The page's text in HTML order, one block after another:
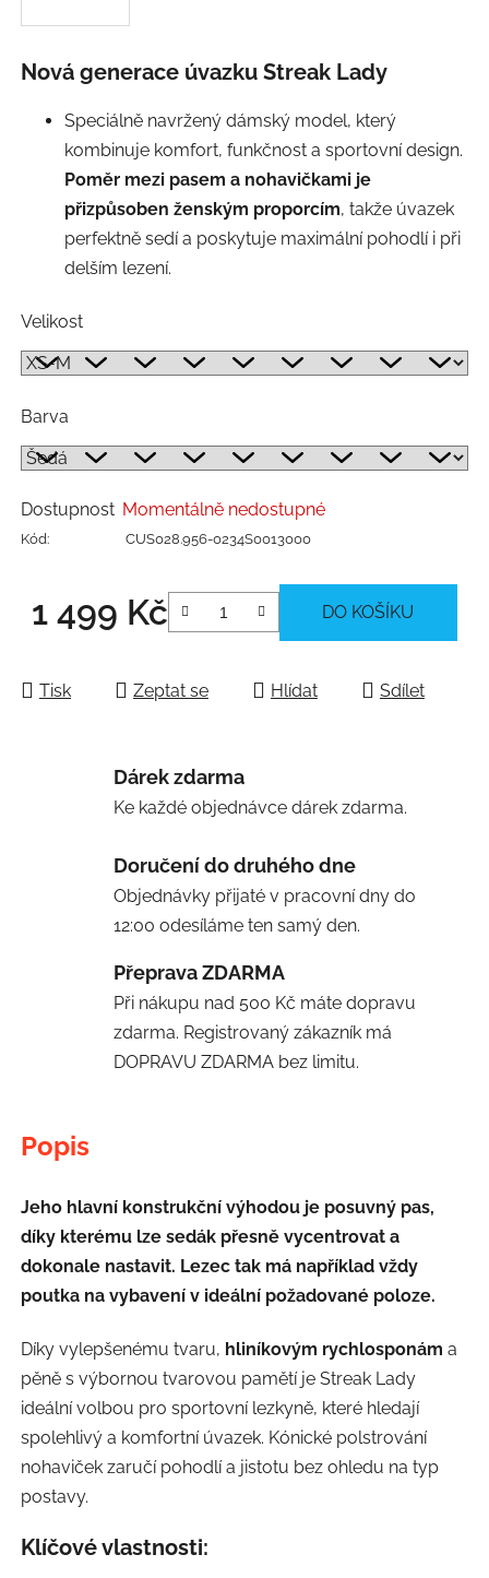
Nová generace úvazku Streak Lady
Speciálně navržený dámský model, který
kombinuje komfort, funkčnost a sportovní design.
Poměr mezi pasem a nohavičkami je
přizpůsoben ženským proporcím, takže úvazek
perfektně sedí a poskytuje maximální pohodlí i při
delším lezení.
Velikost
Barva
Dostupnost Momentálně nedostupné
Kód: CUS028.956-0234S0013000
1 499 Kč DO KOŠÍKU
Tisk Zeptat se Hlídat Sdílet
Dárek zdarma
Ke každé objednávce dárek zdarma.
Doručení do druhého dne
Objednávky přijaté v pracovní dny do
12:00 odesíláme ten samý den.
Přeprava ZDARMA
Při nákupu nad 500 Kč máte dopravu
zdarma. Registrovaný zákazník má
DOPRAVU ZDARMA bez limitu.
Popis
Jeho hlavní konstrukční výhodou je posuvný pas,
díky kterému lze sedák přesně vycentrovat a
dokonale nastavit. Lezec tak má například vždy
poutka na vybavení v ideální požadované poloze.
Díky vylepšenému tvaru, hliníkovým rychlosponám a
pěně s výbornou tvarovou pamětí je Streak Lady
ideální volbou pro sportovní lezkyně, které hledají
spolehlivý a komfortní úvazek. Kónické polstrování
nohaviček zaručí pohodlí a jistotu bez ohledu na typ
postavy.
Klíčové vlastnosti: